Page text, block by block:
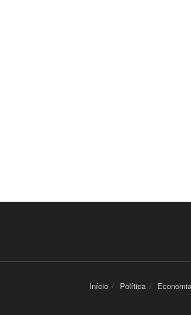
Início Política Economia